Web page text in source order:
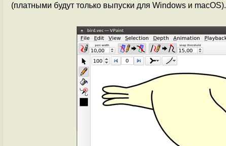
(платными будут только выпуски для Windows и macOS).